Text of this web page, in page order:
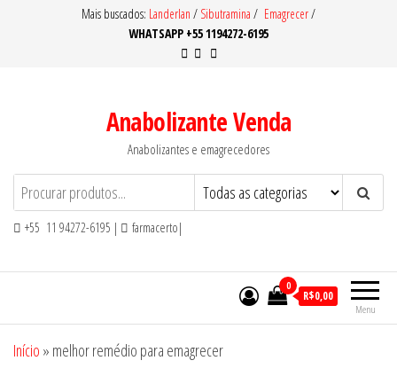
Mais buscados: Landerlan / Sibutramina / Emagrecer/
WHATSAPP +55 1194272-6195
Anabolizante Venda
Anabolizantes e emagrecedores
+55 11 94272-6195 | farmacerto|
Menu
0
R$0,00
Início » melhor remédio para emagrecer